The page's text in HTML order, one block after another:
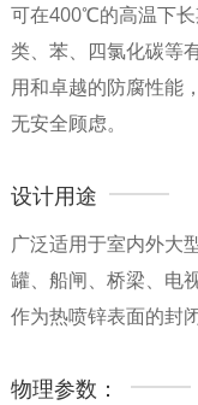
可在400℃的高温下
类、苯、四氯化碳等
用和卓越的防腐性能
无安全顾虑。
设计用途
广泛适用于室内外大
罐、船闸、桥梁、电
作为热喷锌表面的封
物理参数：